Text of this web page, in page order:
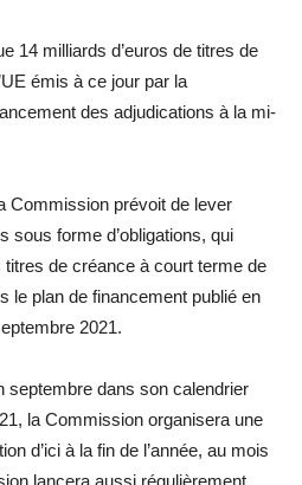
14 milliards d’euros de titres de
émis à ce jour par la
des adjudications à la mi-
Commission prévoit de lever
sous forme d’obligations, qui
de créance à court terme de
le plan de financement publié en
2021.
septembre dans son calendrier
la Commission organisera une
d’ici à la fin de l’année, au mois
lancera aussi régulièrement